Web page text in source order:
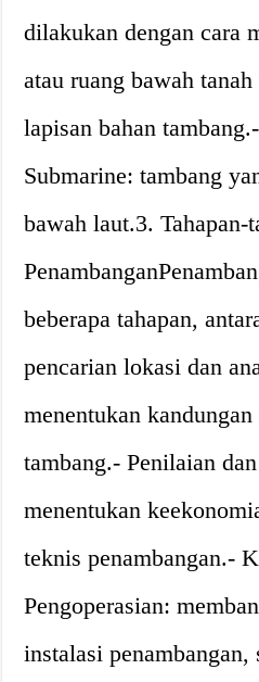
dilakukan dengan cara
atau ruang bawah
lapisan bahan
Submarine: tambang
bawah laut.3. Tahapan-
beberapa tahapan,
pencarian lokasi dan
menentukan
tambang.- Penilaian
menentukan
teknis penambangan.-
Pengoperasian:
instalasi penambangan,